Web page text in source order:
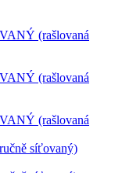
(rašlovaná
(rašlovaná
(rašlovaná
síťovaný)